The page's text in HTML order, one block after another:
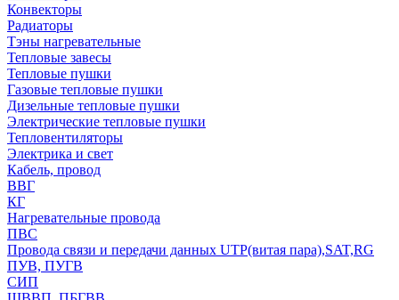
Конвекторы
Радиаторы
Тэны нагревательные
Тепловые завесы
Тепловые пушки
Газовые тепловые пушки
Дизельные тепловые пушки
Электрические тепловые пушки
Тепловентиляторы
Электрика и свет
Кабель, провод
ВВГ
КГ
Нагревательные провода
ПВС
Провода связи и передачи данных UTP(витая пара),SAT,RG
ПУВ, ПУГВ
СИП